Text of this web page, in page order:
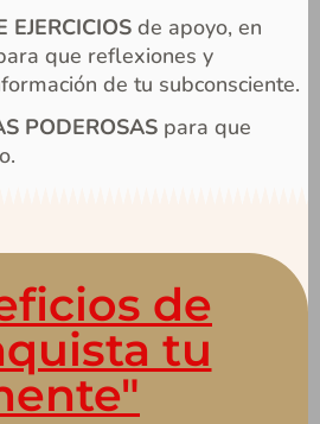
EJERCICIOS de apoyo, en
que reflexiones y
de tu subconsciente.
PODEROSAS para que
de
tu